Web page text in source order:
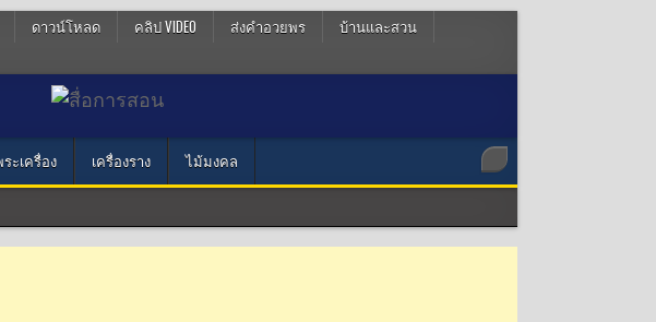
ดาวน์โหลด คลิป VIDEO ส่งคำอวยพร
บ้านและสวน
ะเครื่อง เครื่องราง ไม้มงคล